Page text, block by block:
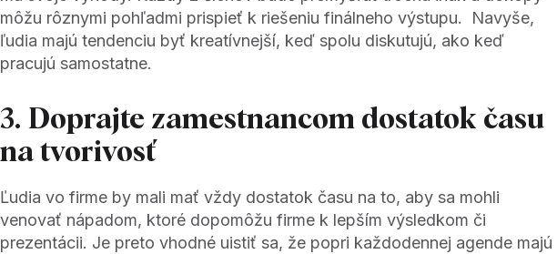
môžu rôznymi pohľadmi prispieť k riešeniu finálneho výstupu. Navyše,
ľudia majú tendenciu byť kreatívnejší, keď spolu diskutujú, ako keď
pracujú samostatne.
3. Doprajte zamestnancom dostatok času
na tvorivosť
Ľudia vo firme by mali mať vždy dostatok času na to, aby sa mohli
venovať nápadom, ktoré dopomôžu firme k lepším výsledkom či
prezentácii. Je preto vhodné uistiť sa, že popri každodennej agende majú